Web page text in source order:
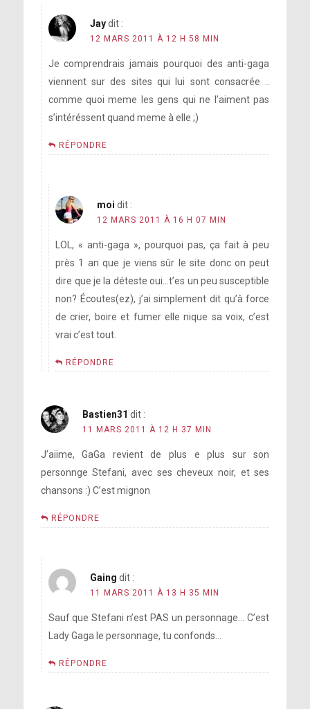
Jay dit :
12 MARS 2011 À 12 H 58 MIN
Je comprendrais jamais pourquoi des anti-gaga
viennent sur des sites qui lui sont consacrée ..
comme quoi meme les gens qui ne l’aiment pas
s’intéréssent quand meme à elle ;)
RÉPONDRE
moi dit :
12 MARS 2011 À 16 H 07 MIN
LOL, « anti-gaga », pourquoi pas, ça fait à peu
près 1 an que je viens sûr le site donc on peut
dire que je la déteste oui…t’es un peu susceptible
non? Écoutes(ez), j’ai simplement dit qu’à force
de crier, boire et fumer elle nique sa voix, c’est
vrai c’est tout.
RÉPONDRE
Bastien31 dit :
11 MARS 2011 À 12 H 37 MIN
J’aiime, GaGa revient de plus e plus sur son
personnge Stefani, avec ses cheveux noir, et ses
chansons :) C’est mignon
RÉPONDRE
Gaing dit :
11 MARS 2011 À 13 H 35 MIN
Sauf que Stefani n’est PAS un personnage… C’est
Lady Gaga le personnage, tu confonds…
RÉPONDRE